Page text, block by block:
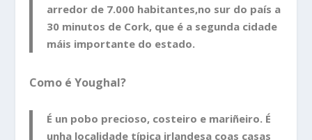
arredor de 7.000 habitantes,no sur do país a
30 minutos de Cork, que é a segunda cidade
máis importante do estado.
Como é Youghal?
É un pobo precioso, costeiro e mariñeiro. É
unha localidade típica irlandesa coas casas